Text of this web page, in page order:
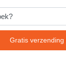
Gratis